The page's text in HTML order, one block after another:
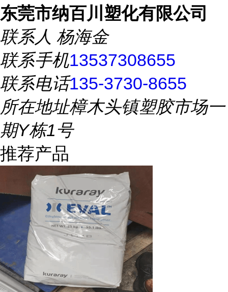
东莞市纳百川塑化有限公司
联系人 杨海金
联系手机13537308655
联系电话135-3730-8655
所在地址樟木头镇塑胶市场一
期Y栋1号
推荐产品